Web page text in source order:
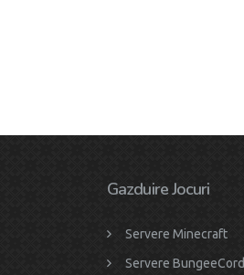
Gazduire Jocuri
Servere Minecraft
Servere BungeeCord